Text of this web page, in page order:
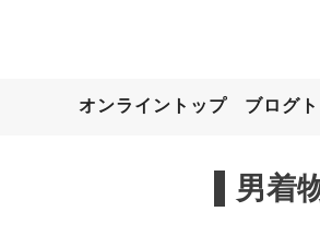
オンライントップ ブログ
男着